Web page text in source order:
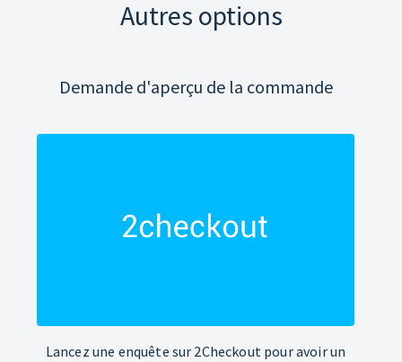
Autres options
Demande d'aperçu de la commande
Lancez une enquête sur 2Checkout pour avoir un